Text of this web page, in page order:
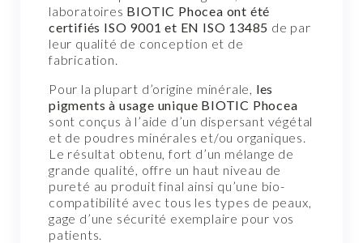
laboratoires BIOTIC Phocea ont été
certifiés ISO 9001 et EN ISO 13485 de par
leur qualité de conception et de
fabrication.
Pour la plupart d’origine minérale, les
pigments à usage unique BIOTIC Phocea
sont conçus à l’aide d’un dispersant végétal
et de poudres minérales et/ou organiques.
Le résultat obtenu, fort d’un mélange de
grande qualité, offre un haut niveau de
pureté au produit final ainsi qu’une bio-
compatibilité avec tous les types de peaux,
gage d’une sécurité exemplaire pour vos
patients.